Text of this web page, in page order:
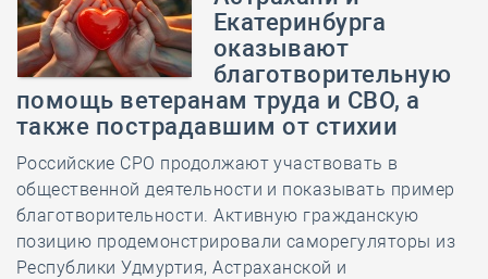
Екатеринбурга
оказывают
благотворительную
помощь ветеранам труда и СВО, а
также пострадавшим от стихии
Российские СРО продолжают участвовать в
общественной деятельности и показывать пример
благотворительности. Активную гражданскую
позицию продемонстрировали саморегуляторы из
Республики Удмуртия, Астраханской и